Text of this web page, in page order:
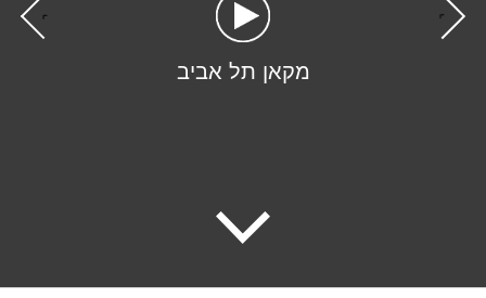
מקאן תל אביב
‹
›